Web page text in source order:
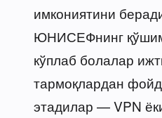
имкониятини
ЮНИСЕФнинг
кўплаб болалар
тармоқлардан
этадилар — VPN